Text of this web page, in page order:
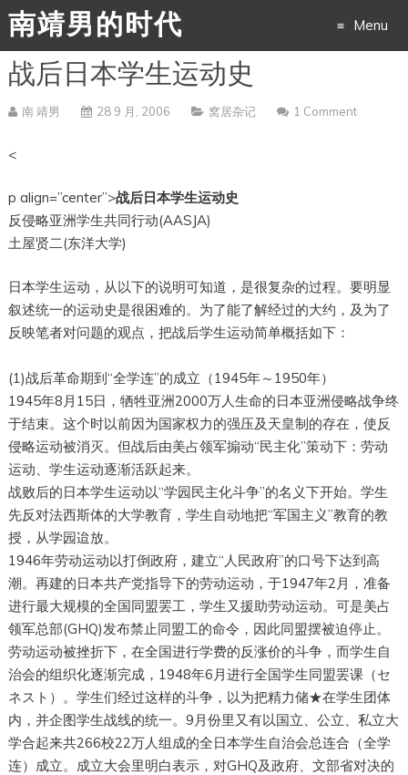
南靖男的时代 Menu
to
战后日本学生运动史
南 靖男 28 9 月, 2006 窝居杂记 1 Comment
<
p align=”center”>战后日本学生运动史
反侵略亚洲学生共同行动(AASJA)
土屋贤二(东洋大学)
日本学生运动，从以下的说明可知道，是很复杂的过程。要明显
叙述统一的运动史是很困难的。为了能了解经过的大约，及为了
反映笔者对问题的观点，把战后学生运动简单概括如下：
(1)战后革命期到“全学连”的成立（1945年～1950年）
1945年8月15日，牺牲亚洲2000万人生命的日本亚洲侵略战争终
于结束。这个时以前因为国家权力的强压及天皇制的存在，使反
侵略运动被消灭。但战后由美占领军搧动“民主化”策动下：劳动
运动、学生运动逐渐活跃起来。
战败后的日本学生运动以“学园民主化斗争”的名义下开始。学生
先反对法西斯体的大学教育，学生自动地把“军国主义”教育的教
授，从学园迨放。
1946年劳动运动以打倒政府，建立“人民政府”的口号下达到高
潮。再建的日本共产党指导下的劳动运动，于1947年2月，准备
进行最大规模的全国同盟罢工，学生又援助劳动运动。可是美占
领军总部(GHQ)发布禁止同盟工的命令，因此同盟摆被迫停止。
劳动运动被挫折下，在全国进行学费的反涨价的斗争，而学生自
治会的组织化逐渐完成，1948年6月进行全国学生同盟罢课（セ
ネスト）。学生们经过这样的斗争，以为把精力储★在学生团体
内，并企图学生战线的统一。9月份里又有以国立、公立、私立大
学合起来共266校22万人组成的全日本学生自治会总连合（全学
连）成立。成立大会里明白表示，对GHQ及政府、文部省对决的